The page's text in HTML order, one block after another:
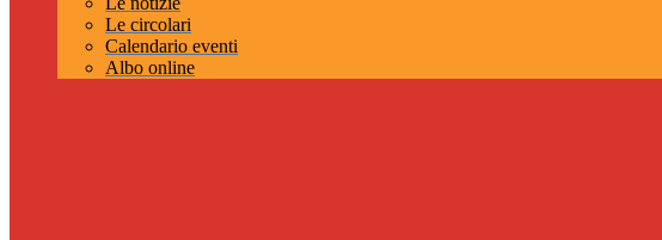
Le circolari
Calendario eventi
Albo online